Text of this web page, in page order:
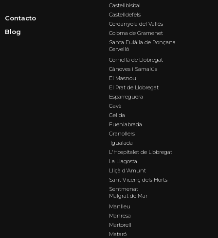
Contacto
Blog
Castellbisbal
Castelldefels
Cerdanyola del Vallès
Coloma de Gramenet
Santa Eulàlia de Ronçana
Cervelló
Cornellà de Llobregat
Cànoves i Samalús
El Masnou
El Prat de Llobregat
Esparreguera
Gavà
Gelida
Fuenlabrada
Granollers
Igualada
L'Hospitalet de Llobregat
La Llagosta
Lliçà d'Amunt
Sant Vicenç dels Horts
Sentmenat
Malgrat de Mar
Manlleu
Manresa
Martorell
Mataró